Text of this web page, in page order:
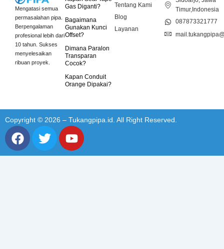
Mengatasi semua
permasalahan pipa.
Berpengalaman
profesional lebih dari
10 tahun. Sukses
menyelesaikan
ribuan proyek.
Gas Diganti?
Bagaimana
Gunakan Kunci
Offset?
Dimana Paralon
Transparan
Cocok?
Kapan Conduit
Orange Dipakai?
Tentang Kami
Blog
Layanan
Timur,Indonesia
087873321777
Copyright © 2026 – Tukangpipa.id. All Right Reserved.
F
a
c
T
w
i
Y
o
u